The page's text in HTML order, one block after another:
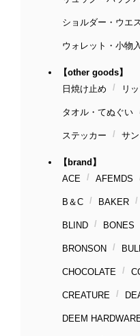
ショルダー・ウエ
ウォレット・小物
【other goods】
日焼け止め
リ
タオル・てぬぐい
ステッカー サ
【brand】
ACE
AFEMDS
B＆C BAKER
BLIND BONES
BRONSON
CHOCOLATE
CREATURE
DEEM